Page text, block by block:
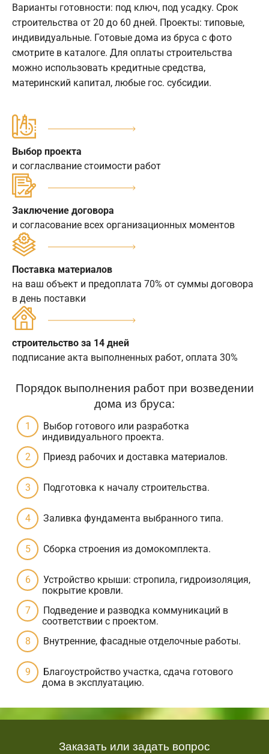
Варианты готовности: под ключ, под усадку. Срок
строительства от 20 до 60 дней. Проекты: типовые,
индивидуальные. Готовые дома из бруса с фото
смотрите в каталоге. Для оплаты строительства
можно использовать кредитные средства,
материнский капитал, любые гос. субсидии.
Выбор проекта
и согласлвание стоимости работ
Заключение договора
и согласование всех организационных моментов
Поставка материалов
на ваш объект и предоплата 70% от суммы договора
в день поставки
строительство за 14 дней
подписание акта выполненных работ, оплата 30%
Порядок выполнения работ при возведении
дома из бруса:
Выбор готового или разработка
индивидуального проекта.
Приезд рабочих и доставка материалов.
Подготовка к началу строительства.
Заливка фундамента выбранного типа.
Сборка строения из домокомплекта.
Устройство крыши: стропила, гидроизоляция,
покрытие кровли.
Подведение и разводка коммуникаций в
соответствии с проектом.
Внутренние, фасадные отделочные работы.
Благоустройство участка, сдача готового
дома в эксплуатацию.
Заказать или задать вопрос